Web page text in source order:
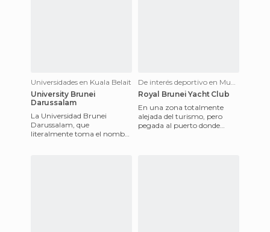
Universidades en Kuala Belait
University Brunei
Darussalam
La Universidad Brunei
Darussalam, que
literalmente toma el nombre
De interés deportivo en Muara
Royal Brunei Yacht Club
En una zona totalmente
alejada del turismo, pero
pegada al puerto donde